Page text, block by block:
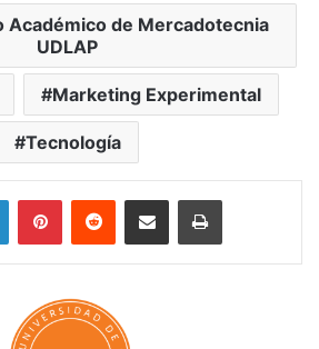
Académico de Mercadotecnia
UDLAP
Marketing Experimental
Tecnología
LinkedInPinterestReddit Share via Email Print